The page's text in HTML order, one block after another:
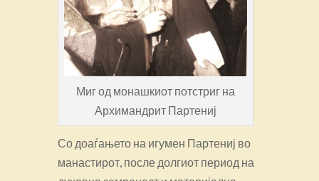
Миг од монашкиот потстриг на
Архимандрит Партениј
Со доаѓањето на игумен Партениј во
манастирот, после долгиот период на